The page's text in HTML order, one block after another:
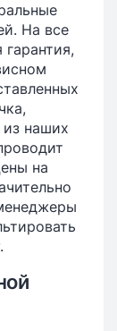
На все
наших
на